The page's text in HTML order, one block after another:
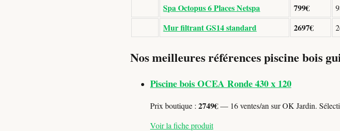
Spa Octopus 6 Places Netspa 799€
Mur filtrant GS14 standard 2697€
Nos meilleures références piscine bois
Piscine bois OCEA Ronde 430 x 120
Prix boutique : 2749€— 16 ventes/an sur OK Jardin.
Voir la fiche produit